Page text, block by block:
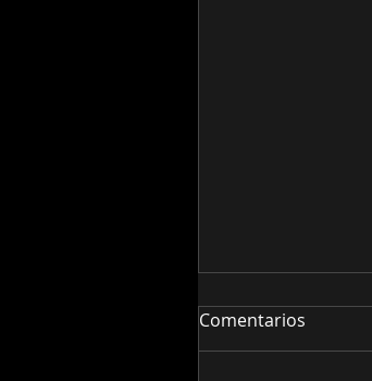
Comentarios